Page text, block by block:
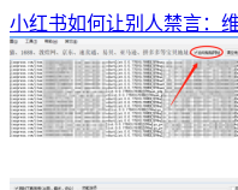
小红书如何让别人禁言：